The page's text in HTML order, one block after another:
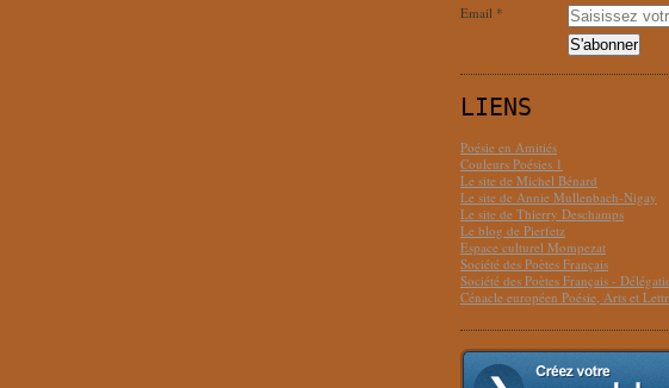
Email
LIENS
Poésie en Amitiés
Couleurs Poésies 1
Le site de Michel Bénard
Le site de Annie Mullenbach-Nigay
Le site de Thierry Deschamps
Le blog de Pierfetz
Espace culturel Mompezat
Société des Poètes Français
Société des Poètes Français -
Cénacle européen Poésie, Arts et